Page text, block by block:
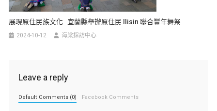
展現原住民族文化 宜蘭縣舉辦原住民 Ilisin 聯合豐年舞祭
2024-10-12 海棠採訪中心
Leave a reply
Default Comments (0) Facebook Comments